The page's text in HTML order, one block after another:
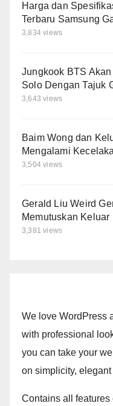
Harga dan
Terbaru Samsung
3,834 views
Jungkook BTS
Solo Dengan Tajuk
3,643 views
Baim Wong dan
Mengalami
3,504 views
Gerald Liu Weird
Memutuskan Keluar
3,381 views
We love WordPress
with professional
you can take your
on simplicity,
Contains all features